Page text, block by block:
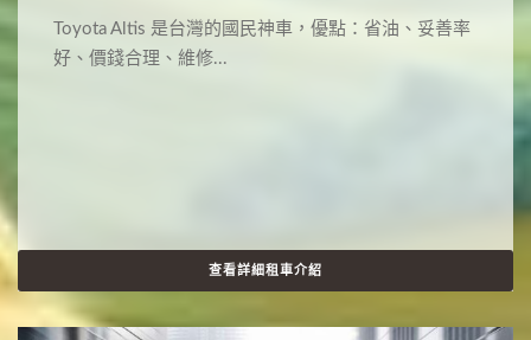
Toyota Altis 是台灣的國民神車，優點：省油、妥善率
好、價錢合理、維修...
查看詳細租車介紹